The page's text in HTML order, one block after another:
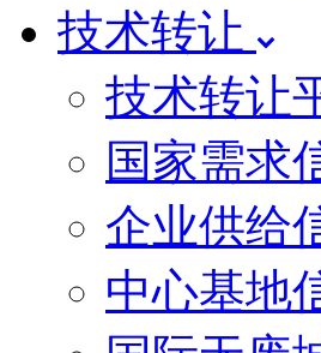
技术转让
技术转让
国家需求
企业供给
中心基地